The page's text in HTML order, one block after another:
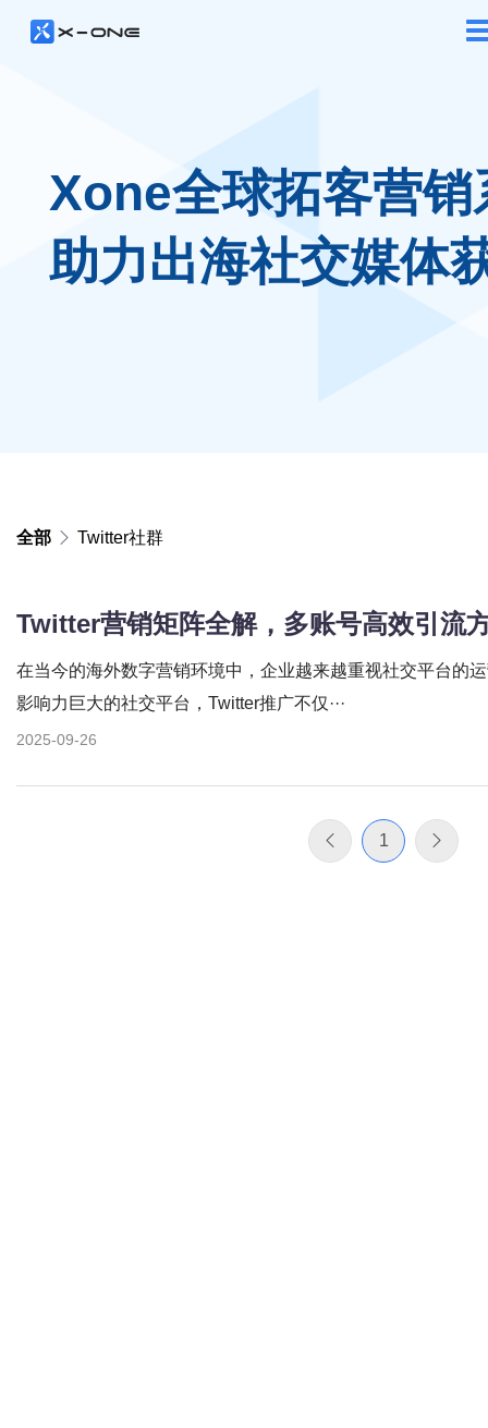
Xone全球拓客营销
助力出海社交媒体
全部 Twitter社群
Twitter营销矩阵全解，多账号高效引流
在当今的海外数字营销环境中，企业越来越重视社交平台的
影响力巨大的社交平台，Twitter推广不仅···
2025-09-26
1